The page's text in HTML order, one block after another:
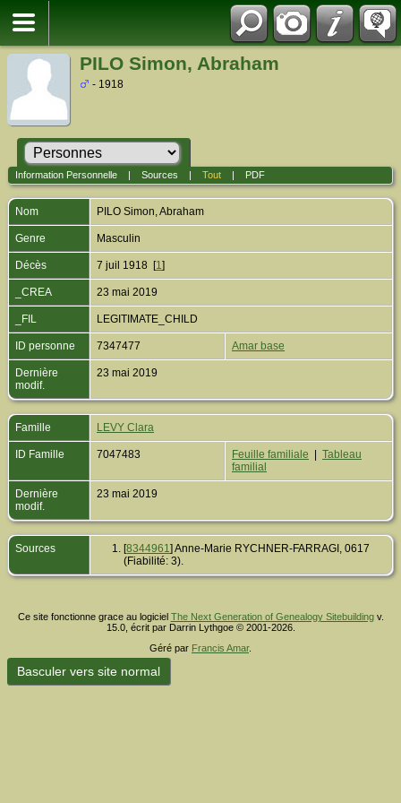
PILO Simon, Abraham
- 1918
Information Personnelle| Sources Tout| PDF
Nom PILO Simon, Abraham
Genre Masculin
Décès 7 juil 1918 [1]
_CREA 23 mai 2019
_FIL LEGITIMATE_CHILD
ID personne 7347477 Amar base
Dernière
modif.
23 mai 2019
Famille LEVY Clara
ID Famille 7047483 Feuille familiale
Tableau
familial
Dernière
modif.
23 mai 2019
Sources [8344961] Anne-Marie RYCHNER-FARRAGI, 0617
(Fiabilité: 3).
Ce site fonctionne grace au logiciel The Next Generation of Genealogy Sitebuildingv.
15.0, écrit par Darrin Lythgoe © 2001-2026.
Géré par Francis Amar.
Basculer vers site normal